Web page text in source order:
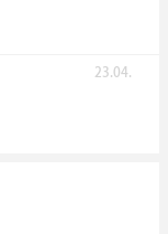
23.04.